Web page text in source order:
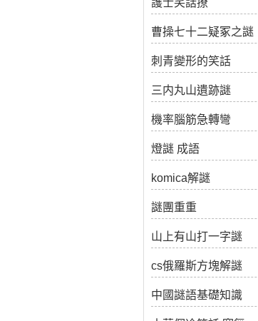
護士笑話撩
曹操七十二疑冢之謎
刺青變形的笑話
三内丸山遺跡謎
機率腦筋急轉彎
燈謎 成語
komica解謎
謎團重重
山上有山打一字謎
cs俄羅斯方塊解謎
中國謎語基礎知識